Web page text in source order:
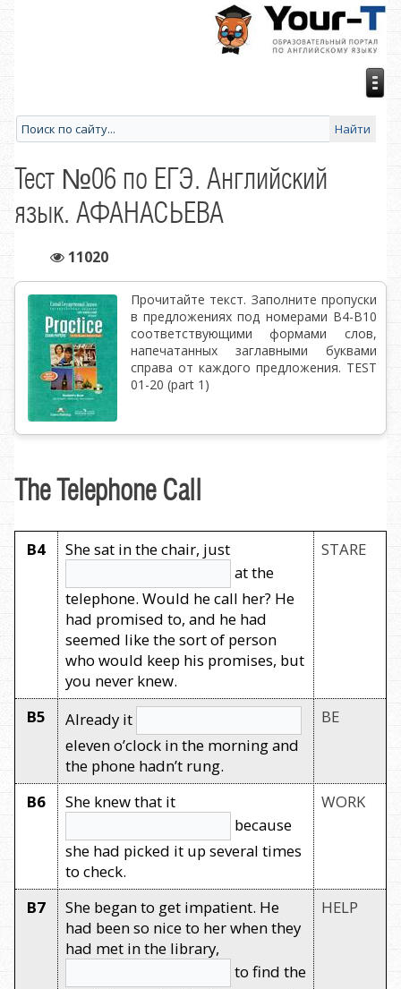
Тест №06 по ЕГЭ. Английский
язык. АФАНАСЬЕВА
11020
Прочитайте текст. Заполните пропуски
в предложениях под номерами В4-В10
соответствующими формами слов,
напечатанных заглавными буквами
справа от каждого предложения. TEST
01-20 (part 1)
The Telephone Call
B4
She sat in the chair, just
at the
telephone. Would he call her? He
had promised to, and he had
seemed like the sort of person
who would keep his promises, but
you never knew.
STARE
B5
Already it
eleven o’clock in the morning and
the phone hadn’t rung.
BE
B6
She knew that it
because
she had picked it up several times
to check.
WORK
B7
She began to get impatient. He
had been so nice to her when they
had met in the library,
to find the
HELP